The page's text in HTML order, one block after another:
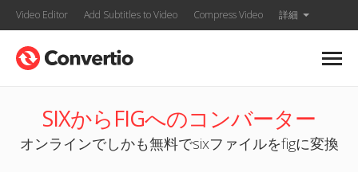
Video Editor Add Subtitles to Video Compress Video 詳細
SIXからFIGへのコンバーター
オンラインでしかも無料でsixファイルをfigに変換